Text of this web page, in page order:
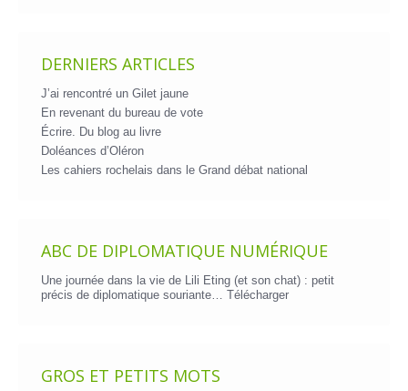
DERNIERS ARTICLES
J’ai rencontré un Gilet jaune
En revenant du bureau de vote
Écrire. Du blog au livre
Doléances d’Oléron
Les cahiers rochelais dans le Grand débat national
ABC DE DIPLOMATIQUE NUMÉRIQUE
Une journée dans la vie de Lili Eting (et son chat) : petit
précis de diplomatique souriante… Télécharger
GROS ET PETITS MOTS